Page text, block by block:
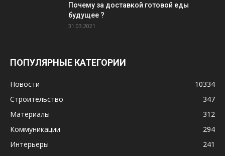
Почему за доставкой готовой еды
будущее ?
31.03.2021
ПОПУЛЯРНЫЕ КАТЕГОРИИ
Новости
10334
Строительство
347
Материалы
312
Коммуникации
294
Интерьеры
241